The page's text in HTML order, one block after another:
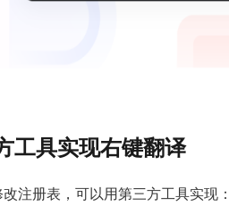
工具实现右键翻译
注册表，可以用第三方工具实现：